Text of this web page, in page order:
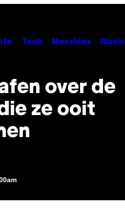
Tech Munchies Music
over de
ze ooit